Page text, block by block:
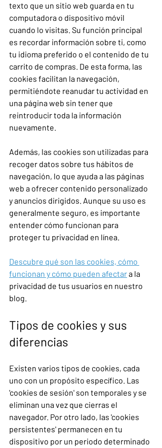
texto que un sitio web guarda en tu
computadora o dispositivo móvil
cuando lo visitas. Su función principal
es recordar información sobre ti, como
tu idioma preferido o el contenido de tu
carrito de compras. De esta forma, las
cookies facilitan la navegación,
permitiéndote reanudar tu actividad en
una página web sin tener que
reintroducir toda la información
nuevamente.
Además, las cookies son utilizadas para
recoger datos sobre tus hábitos de
navegación, lo que ayuda a las páginas
web a ofrecer contenido personalizado
y anuncios dirigidos. Aunque su uso es
generalmente seguro, es importante
entender cómo funcionan para
proteger tu privacidad en línea.
Descubre qué son las cookies, cómo
funcionan y cómo pueden afectar a la
privacidad de tus usuarios en nuestro
blog.
Tipos de cookies y sus
diferencias
Existen varios tipos de cookies, cada
uno con un propósito específico. Las
'cookies de sesión' son temporales y se
eliminan una vez que cierras el
navegador. Por otro lado, las 'cookies
persistentes' permanecen en tu
dispositivo por un periodo determinado